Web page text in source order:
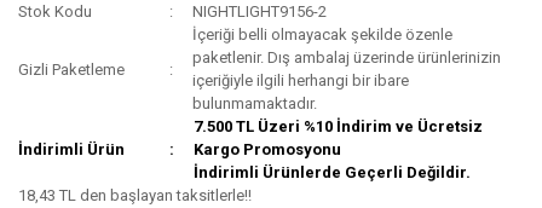
Stok Kodu
NIGHTLIGHT9156-2
Gizli Paketleme
İçeriği belli olmayacak şekilde özenle
paketlenir. Dış ambalaj üzerinde ürünlerinizin
içeriğiyle ilgili herhangi bir ibare
bulunmamaktadır.
İndirimli Ürün
7.500 TL Üzeri %10 İndirim ve Ücretsiz
Kargo Promosyonu
İndirimli Ürünlerde Geçerli Değildir.
18,43 TL den başlayan taksitlerle!!